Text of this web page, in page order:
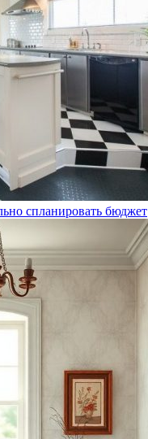
спланировать бюджет